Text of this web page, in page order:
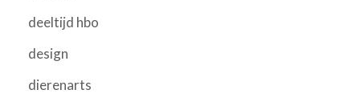
deeltijd hbo
design
dierenarts